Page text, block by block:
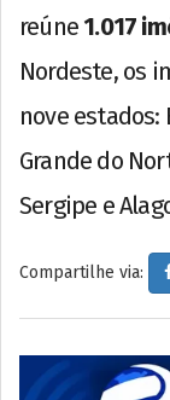
reúne 1.017
Nordeste, os
nove estados:
Grande do
Sergipe e
Compartilhe via: